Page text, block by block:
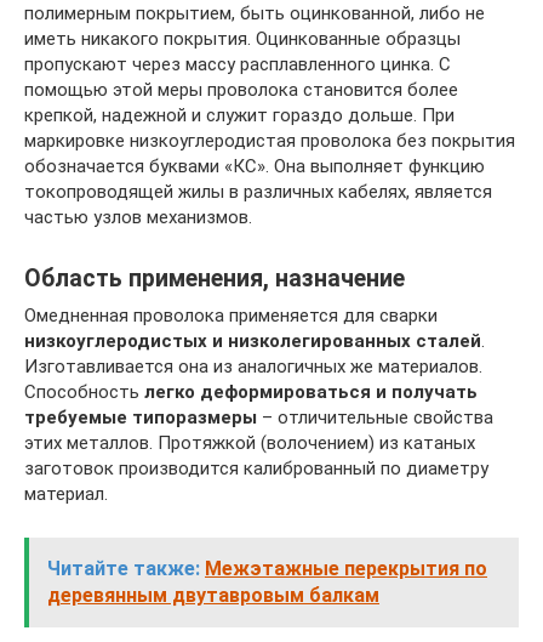
полимерным покрытием, быть оцинкованной, либо не
иметь никакого покрытия. Оцинкованные образцы
пропускают через массу расплавленного цинка. С
помощью этой меры проволока становится более
крепкой, надежной и служит гораздо дольше. При
маркировке низкоуглеродистая проволока без покрытия
обозначается буквами «КС». Она выполняет функцию
токопроводящей жилы в различных кабелях, является
частью узлов механизмов.
Область применения, назначение
Омедненная проволока применяется для сварки
низкоуглеродистых и низколегированных сталей.
Изготавливается она из аналогичных же материалов.
Способность легко деформироваться и получать
требуемые типоразмеры – отличительные свойства
этих металлов. Протяжкой (волочением) из катаных
заготовок производится калиброванный по диаметру
материал.
Читайте также: Межэтажные перекрытия по
деревянным двутавровым балкам